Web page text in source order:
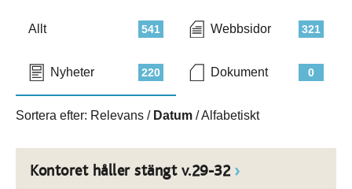
541
Allt 321
Webbsidor
220
Nyheter 0
Dokument
Sortera efter: Relevans / Datum /Alfabetiskt
Kontoret håller stängt v.29-32